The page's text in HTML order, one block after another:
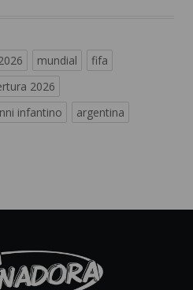
mundial
fifa
2026
infantino
argentina